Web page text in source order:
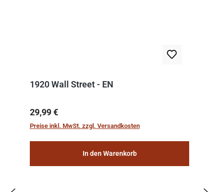
1920 Wall Street - EN
Regulärer Preis:
29,99 €
Preise inkl. MwSt. zzgl. Versandkosten
In den Warenkorb